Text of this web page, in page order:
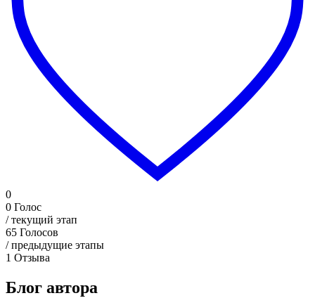
0
0 Голос
/ текущий этап
65 Голосов
/ предыдущие этапы
1 Отзыва
Блог автора